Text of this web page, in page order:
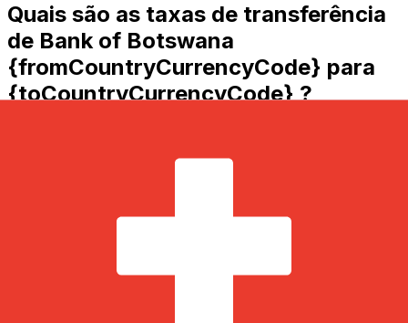
Quais são as taxas de transferência
de Bank of Botswana
{fromCountryCurrencyCode} para
{toCountryCurrencyCode} ?
de comparação para comparar as taxas Bank of
Por que transferir com a Xe em vez